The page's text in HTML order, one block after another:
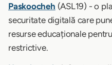
Paskoocheh (ASL19) - o
securitate digitală care
resurse educaționale
restrictive.